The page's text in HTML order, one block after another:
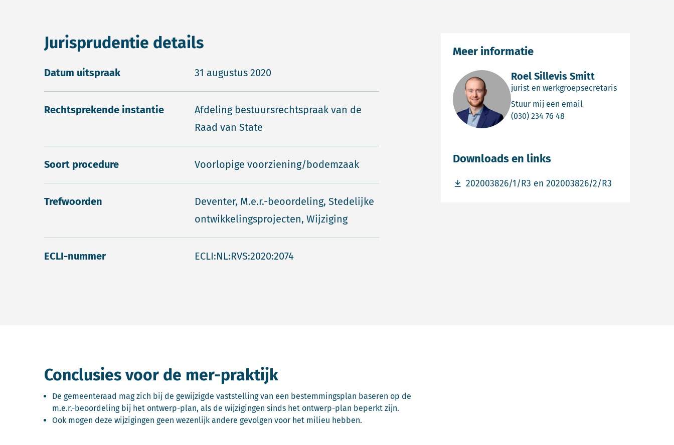
Jurisprudentie details
Datum uitspraak 31 augustus 2020
Rechtsprekende instantie
Afdeling bestuursrechtspraak van de
Raad van State
Soort procedure Voorlopige voorziening/bodemzaak
Trefwoorden
Deventer, M.e.r.-beoordeling, Stedelijke
ontwikkelingsprojecten, Wijziging
ECLI-nummer ECLI:NL:RVS:2020:2074
Roel Sillevis Smitt
jurist en werkgroepsecretaris
Stuur mij een email
(030) 234 76 48
Meer informatie
Downloads en links
202003826/1/R3 en 202003826/2/R3
Download bestand 202003826/1/R3 en 202003826/2/
Conclusies voor de mer-praktijk
De gemeenteraad mag zich bij de gewijzigde vaststelling van een bestemmingsplan baseren op de
m.e.r.-beoordeling bij het ontwerp-plan, als de wijzigingen sinds het ontwerp-plan beperkt zijn.
Ook mogen deze wijzigingen geen wezenlijk andere gevolgen voor het milieu hebben.